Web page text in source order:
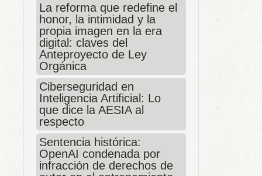
La reforma que redefine el
honor, la intimidad y la
propia imagen en la era
digital: claves del
Anteproyecto de Ley
Orgánica
Ciberseguridad en
Inteligencia Artificial: Lo
que dice la AESIA al
respecto
Sentencia histórica:
OpenAI condenada por
infracción de derechos de